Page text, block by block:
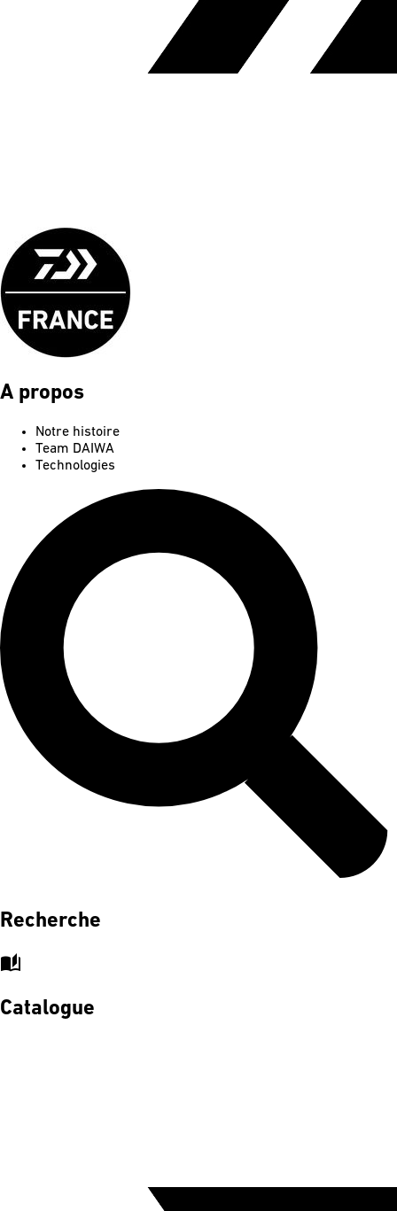
A propos
Notre histoire
Team DAIWA
Technologies
Recherche
auto_stories
Catalogue